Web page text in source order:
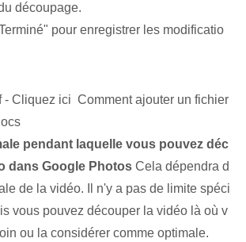
découpage.
pour enregistrer les modificatio
- Cliquez ici Comment ajouter un fichier
pendant laquelle vous pouvez déc
dans Google Photos Cela dépendra d
de la vidéo. Il n'y a pas de limite spéci
vous pouvez découper la vidéo là où v
ou la considérer comme optimale.